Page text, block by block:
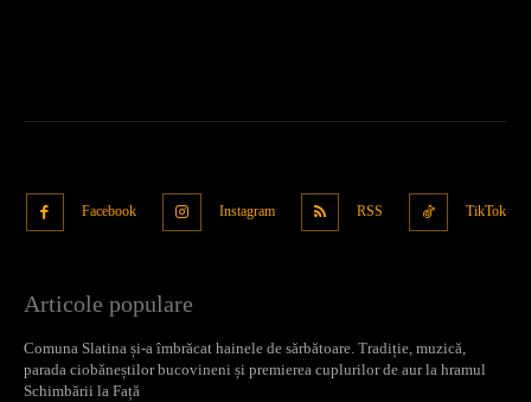
Facebook Instagram RSS TikTok
Articole populare
Comuna Slatina și-a îmbrăcat hainele de sărbătoare. Tradiție, muzică,
parada ciobăneștilor bucovineni și premierea cuplurilor de aur la hramul
Schimbării la Față